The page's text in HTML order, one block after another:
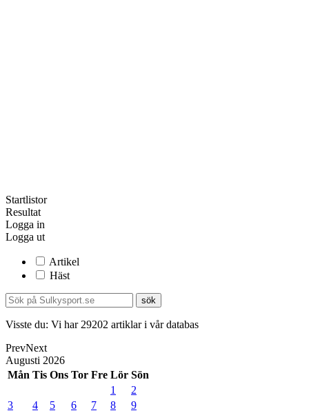
Startlistor
Resultat
Logga in
Logga ut
Artikel
Häst
Visste du: Vi har 29202 artiklar i vår databas
PrevNext
Augusti 2026
Mån Tis Ons Tor Fre Lör Sön
1
2
3
4 5 6 7 8
9